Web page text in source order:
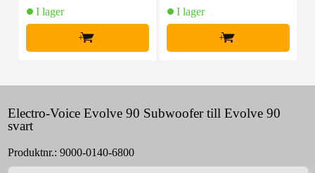
I lager
+
I lager
+
Electro-Voice Evolve 90 Subwoofer till Evolve 90
svart
Produktnr.: 9000-0140-6800